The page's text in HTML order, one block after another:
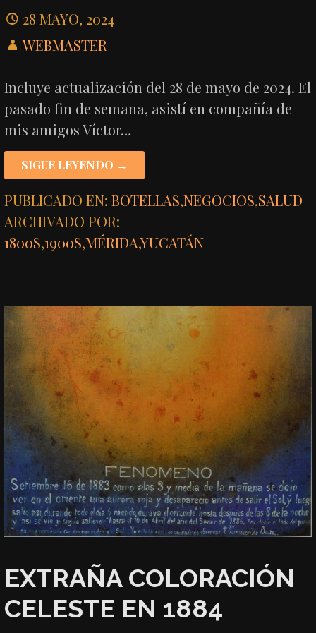
28 MAYO, 2024
WEBMASTER
Incluye actualización del 28 de mayo de 2024. El
pasado fin de semana, asistí en compañía de
mis amigos Víctor…
SIGUE LEYENDO →
PUBLICADO EN:BOTELLAS,NEGOCIOS,SALUD
ARCHIVADO POR:
1800S,1900S,MÉRIDA,YUCATÁN
EXTRAÑA COLORACIÓN
CELESTE EN 1884